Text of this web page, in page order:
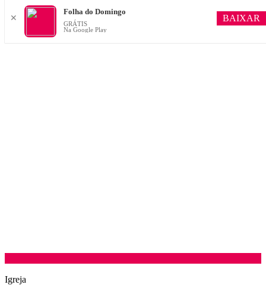
Igreja
✕
Folha do Domingo
GRÁTIS
Na Google Play
BAIXAR